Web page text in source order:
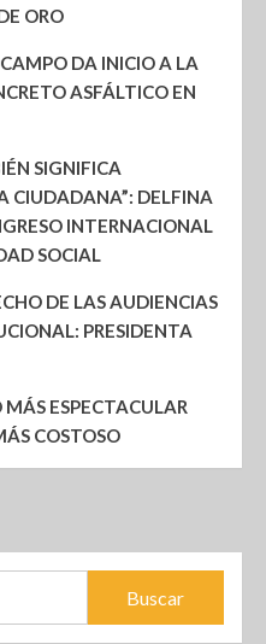
ORO
DA INICIO A LA
ASFÁLTICO EN
SIGNIFICA
CIUDADANA”: DELFINA
INTERNACIONAL
SOCIAL
DE LAS AUDIENCIAS
PRESIDENTA
ESPECTACULAR
COSTOSO